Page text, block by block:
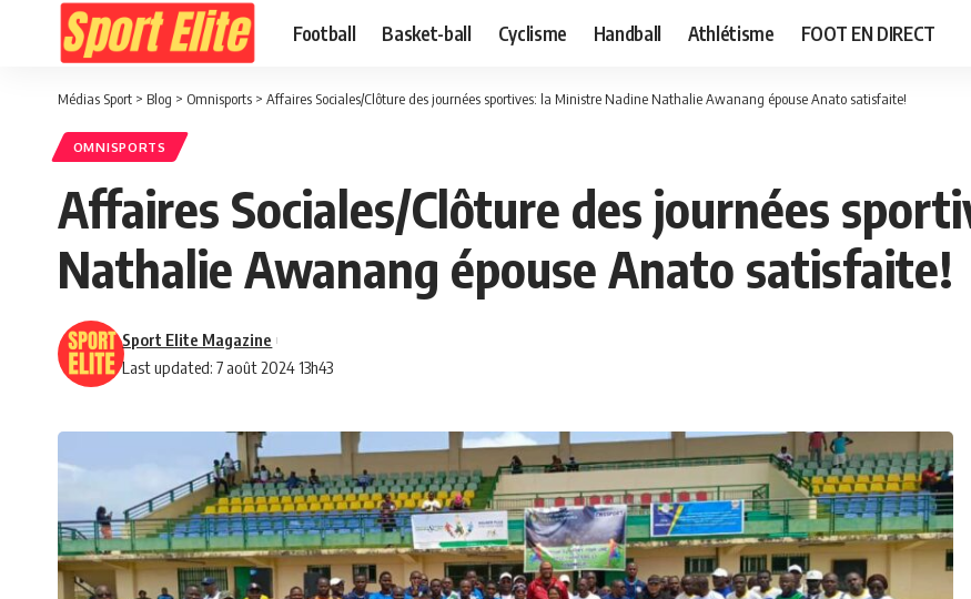
Football Basket-ball Cyclisme Handball Athlétisme FOOT EN DIRECT
Médias Sport > Blog > Omnisports > Affaires Sociales/Clôture des journées sportives: la Ministre Nadine Nathalie Awanang épouse Anato satisfaite!
OMNISPORTS
Affaires Sociales/Clôture des journées
Nathalie Awanang épouse Anato satisfaite!
Last updated: 7 août 2024 13h43
Sport Elite Magazine